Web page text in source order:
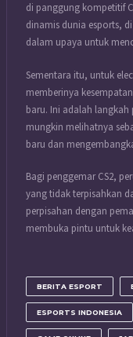
di panggung kompetitif
dinamis dunia esports,
dalam upaya untuk
Sementara itu, untuk
memberinya
baru. Ini adalah
mungkin melihatnya
baru dan
Bagi penggemar CS2,
yang tidak terpisahkan
perpisahan dengan
membuka pintu untuk
BERITA ESPORT
ESPORTS INDONESIA